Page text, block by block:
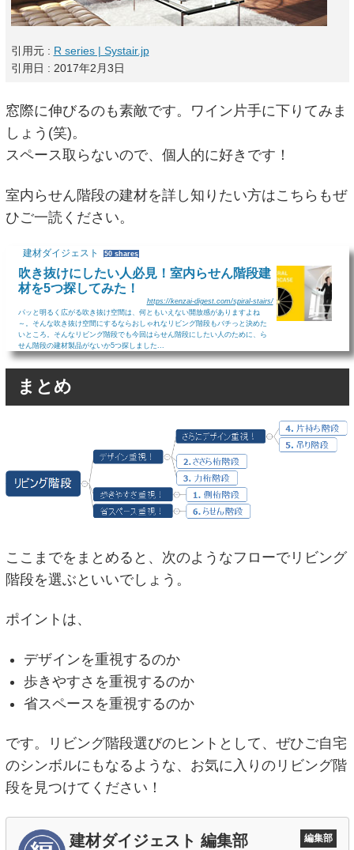
引用元 : R series | Systair.jp
引用日 : 2017年2月3日
窓際に伸びるのも素敵です。ワイン片手に下りてみま
しょう(笑)。
スペース取らないので、個人的に好きです！
室内らせん階段の建材を詳し知りたい方はこちらもぜ
ひご一読ください。
建材ダイジェスト 50 shares
吹き抜けにしたい人必見！室内らせん階段建
材を5つ探してみた！
https://kenzai-digest.com/spiral-stairs/
パッと明るく広がる吹き抜け空間は、何ともいえない開放感がありますよね
～。そんな吹き抜け空間にするならおしゃれなリビング階段もバチっと決めた
いところ。そんなリビング階段でも今回はらせん階段にしたい人のために、ら
せん階段の建材製品がないか5つ探しました...
まとめ
ここまでをまとめると、次のようなフローでリビング
階段を選ぶといいでしょう。
ポイントは、
デザインを重視するのか
歩きやすさを重視するのか
省スペースを重視するのか
です。リビング階段選びのヒントとして、ぜひご自宅
のシンボルにもなるような、お気に入りのリビング階
段を見つけてください！
建材ダイジェスト 編集部 編集部